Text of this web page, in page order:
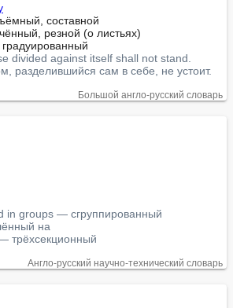
составной
резной (о листьях)
разделившийся сам в себе, не устоит.
Большой англо-русский словарь
in groups — сгруппированный
на
трёхсекционный
Англо-русский научно-технический словарь